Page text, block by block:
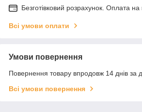
Безготівковий розрахунок. Оплата на
Всі умови оплати
Умови повернення
Повернення товару впродовж 14 днів за
Всі умови повернення